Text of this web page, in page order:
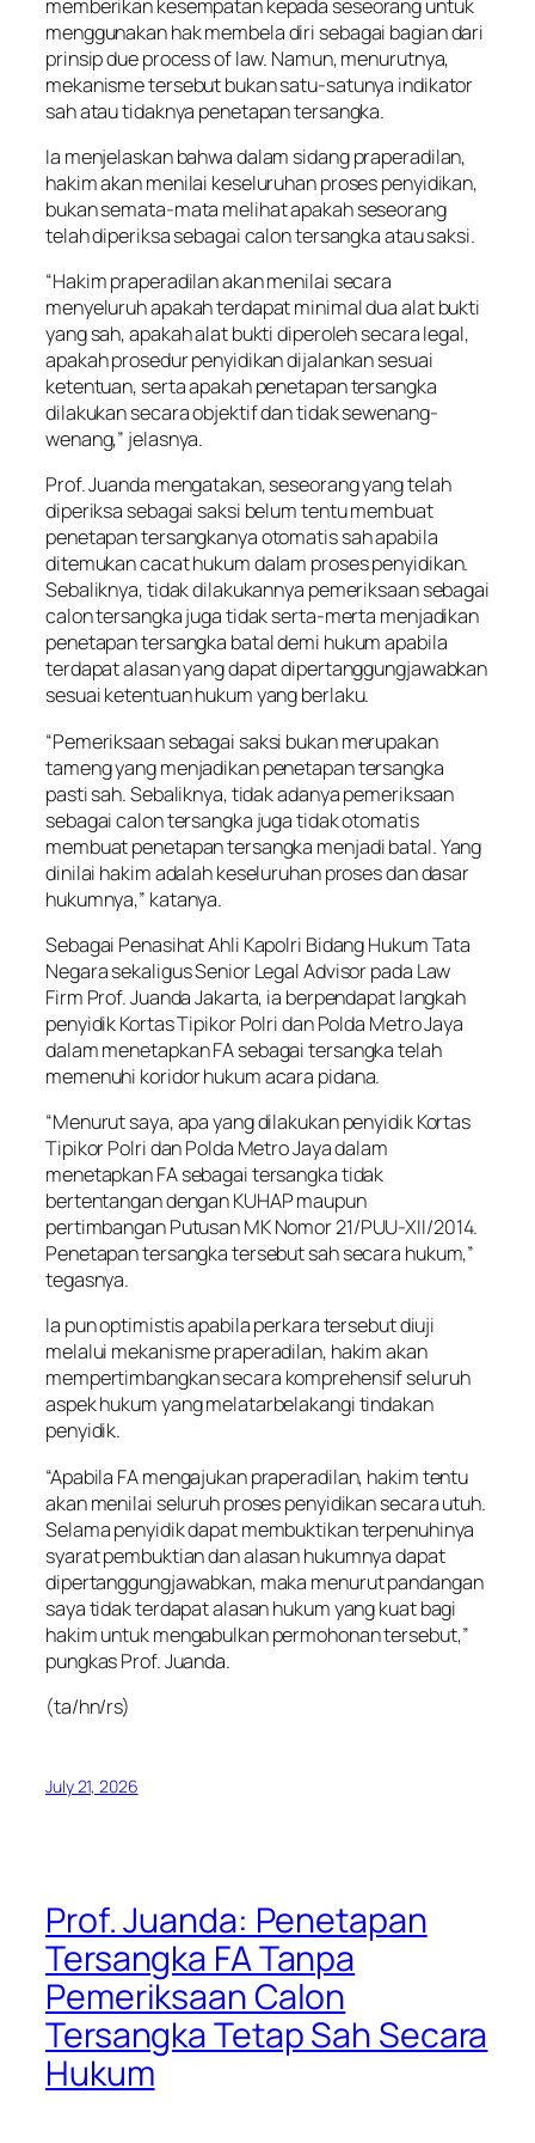
memberikan kesempatan kepada seseorang untuk
menggunakan hak membela diri sebagai bagian dari
prinsip due process of law. Namun, menurutnya,
mekanisme tersebut bukan satu-satunya indikator
sah atau tidaknya penetapan tersangka.
Ia menjelaskan bahwa dalam sidang praperadilan,
hakim akan menilai keseluruhan proses penyidikan,
bukan semata-mata melihat apakah seseorang
telah diperiksa sebagai calon tersangka atau saksi.
“Hakim praperadilan akan menilai secara
menyeluruh apakah terdapat minimal dua alat bukti
yang sah, apakah alat bukti diperoleh secara legal,
apakah prosedur penyidikan dijalankan sesuai
ketentuan, serta apakah penetapan tersangka
dilakukan secara objektif dan tidak sewenang-
wenang,” jelasnya.
Prof. Juanda mengatakan, seseorang yang telah
diperiksa sebagai saksi belum tentu membuat
penetapan tersangkanya otomatis sah apabila
ditemukan cacat hukum dalam proses penyidikan.
Sebaliknya, tidak dilakukannya pemeriksaan sebagai
calon tersangka juga tidak serta-merta menjadikan
penetapan tersangka batal demi hukum apabila
terdapat alasan yang dapat dipertanggungjawabkan
sesuai ketentuan hukum yang berlaku.
“Pemeriksaan sebagai saksi bukan merupakan
tameng yang menjadikan penetapan tersangka
pasti sah. Sebaliknya, tidak adanya pemeriksaan
sebagai calon tersangka juga tidak otomatis
membuat penetapan tersangka menjadi batal. Yang
dinilai hakim adalah keseluruhan proses dan dasar
hukumnya,” katanya.
Sebagai Penasihat Ahli Kapolri Bidang Hukum Tata
Negara sekaligus Senior Legal Advisor pada Law
Firm Prof. Juanda Jakarta, ia berpendapat langkah
penyidik Kortas Tipikor Polri dan Polda Metro Jaya
dalam menetapkan FA sebagai tersangka telah
memenuhi koridor hukum acara pidana.
“Menurut saya, apa yang dilakukan penyidik Kortas
Tipikor Polri dan Polda Metro Jaya dalam
menetapkan FA sebagai tersangka tidak
bertentangan dengan KUHAP maupun
pertimbangan Putusan MK Nomor 21/PUU-XII/2014.
Penetapan tersangka tersebut sah secara hukum,”
tegasnya.
Ia pun optimistis apabila perkara tersebut diuji
melalui mekanisme praperadilan, hakim akan
mempertimbangkan secara komprehensif seluruh
aspek hukum yang melatarbelakangi tindakan
penyidik.
“Apabila FA mengajukan praperadilan, hakim tentu
akan menilai seluruh proses penyidikan secara utuh.
Selama penyidik dapat membuktikan terpenuhinya
syarat pembuktian dan alasan hukumnya dapat
dipertanggungjawabkan, maka menurut pandangan
saya tidak terdapat alasan hukum yang kuat bagi
hakim untuk mengabulkan permohonan tersebut,”
pungkas Prof. Juanda.
(ta/hn/rs)
July 21, 2026
Prof. Juanda: Penetapan
Tersangka FA Tanpa
Pemeriksaan Calon
Tersangka Tetap Sah Secara
Hukum